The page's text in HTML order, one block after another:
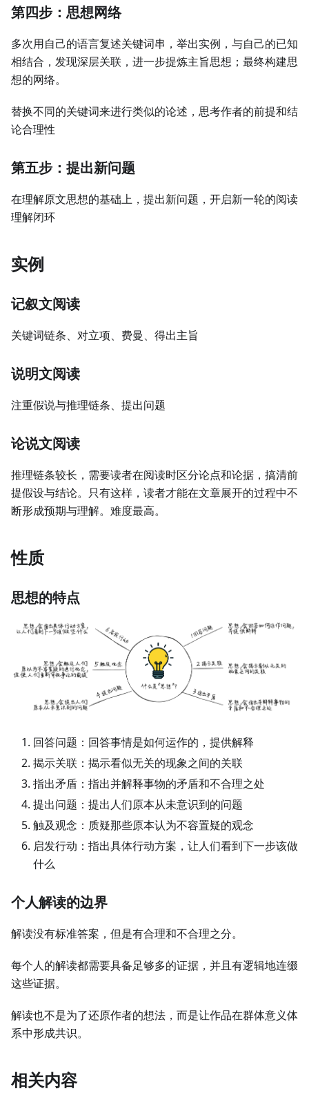
第四步：思想网络
多次用自己的语言复述关键词串，举出实例，与自己的已知
相结合，发现深层关联，进一步提炼主旨思想；最终构建思
想的网络。
替换不同的关键词来进行类似的论述，思考作者的前提和结
论合理性
第五步：提出新问题
在理解原文思想的基础上，提出新问题，开启新一轮的阅读
理解闭环
实例
记叙文阅读
关键词链条、对立项、费曼、得出主旨
说明文阅读
注重假说与推理链条、提出问题
论说文阅读
推理链条较长，需要读者在阅读时区分论点和论据，搞清前
提假设与结论。只有这样，读者才能在文章展开的过程中不
断形成预期与理解。难度最高。
性质
思想的特点
回答问题：回答事情是如何运作的，提供解释
揭示关联：揭示看似无关的现象之间的关联
指出矛盾：指出并解释事物的矛盾和不合理之处
提出问题：提出人们原本从未意识到的问题
触及观念：质疑那些原本认为不容置疑的观念
启发行动：指出具体行动方案，让人们看到下一步该做
什么
个人解读的边界
解读没有标准答案，但是有合理和不合理之分。
每个人的解读都需要具备足够多的证据，并且有逻辑地连缀
这些证据。
解读也不是为了还原作者的想法，而是让作品在群体意义体
系中形成共识。
相关内容